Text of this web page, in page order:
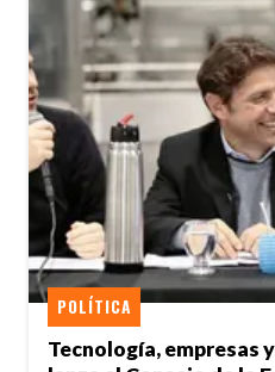
Tecnología, empresas
POLÍTICA